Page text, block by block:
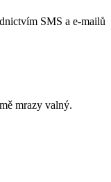
SMS a e-mailů
mrazy valný.